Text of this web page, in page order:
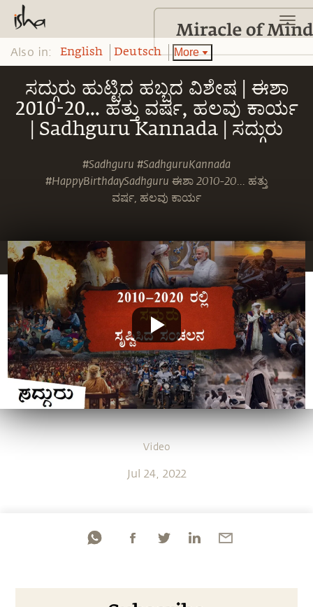
ಸದ್ಗುರು ಹುಟ್ಟಿದ ಹಬ್ಬದ ವಿಶೇಷ | ಈಶಾ
2010-20... ಹತ್ತು ವರ್ಷ, ಹಲವು ಕಾರ್ಯ
| Sadhguru Kannada | ಸದ್ಗುರು
#Sadhguru #SadhguruKannada
#HappyBirthdaySadhguru ಈಶಾ 2010-20... ಹತ್ತು
ವರ್ಷ, ಹಲವು ಕಾರ್ಯ
Video
Jul 24, 2022
Also in: English Deutsch More